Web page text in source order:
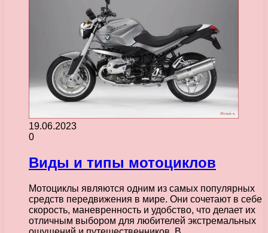
19.06.2023
0
Виды и типы мотоциклов
Мотоциклы являются одним из самых популярных
средств передвижения в мире. Они сочетают в себе
скорость, маневренность и удобство, что делает их
отличным выбором для любителей экстремальных